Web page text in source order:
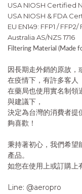
USA NIOSH Certified
USA NIOSH & FDA
EU EN149: FFP1 /
Australia AS/NZS 1716
Filtering Material (Made
因長期走外銷的原故，
在疫情下，有許多客人
在藥局也使用實名制領
與建議下，
決定為台灣的消費者提
夠喜歡！
秉持著初心，我們希望
產品。
如您在使用上或訂購上
Line: @aeropro